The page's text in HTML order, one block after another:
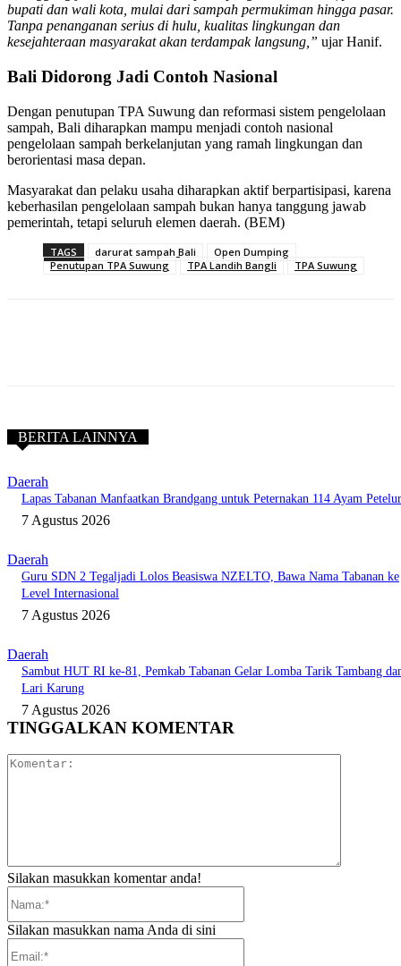
bupati dan wali kota, mulai dari sampah permukiman hingga pasar.
Tanpa penanganan serius di hulu, kualitas lingkungan dan
kesejahteraan masyarakat akan terdampak langsung,” ujar Hanif.
Bali Didorong Jadi Contoh Nasional
Dengan penutupan TPA Suwung dan reformasi sistem pengelolaan
sampah, Bali diharapkan mampu menjadi contoh nasional
pengelolaan sampah berkelanjutan yang ramah lingkungan dan
berorientasi masa depan.
Masyarakat dan pelaku usaha diharapkan aktif berpartisipasi, karena
keberhasilan pengelolaan sampah bukan hanya tanggung jawab
pemerintah, tetapi seluruh elemen daerah. (BEM)
TAGS darurat sampah Bali
Open Dumping
Penutupan TPA Suwung
TPA Landih Bangli TPA Suwung
BERITA LAINNYA
Daerah
Lapas Tabanan Manfaatkan Brandgang untuk Peternakan 114 Ayam Petelur
7 Agustus 2026
Daerah
Guru SDN 2 Tegaljadi Lolos Beasiswa NZELTO, Bawa Nama Tabanan ke
Level Internasional
7 Agustus 2026
Daerah
Sambut HUT RI ke-81, Pemkab Tabanan Gelar Lomba Tarik Tambang
Lari Karung
7 Agustus 2026
TINGGALKAN KOMENTAR
Silakan masukkan komentar anda!
Silakan masukkan nama Anda di sini